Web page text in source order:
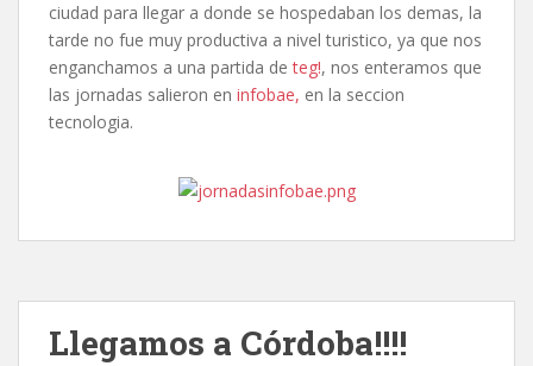
ciudad para llegar a donde se hospedaban los demas, la
tarde no fue muy productiva a nivel turistico, ya que nos
enganchamos a una partida deteg!, nos enteramos que
las jornadas salieron en infobae, en la seccion
tecnologia.
Llegamos a Córdoba!!!!